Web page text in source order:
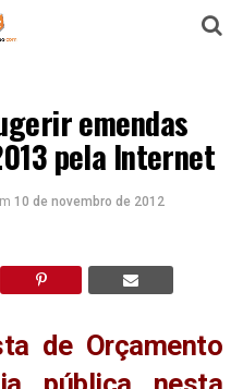
emendas
pela Internet
10 de novembro de 2012
de Orçamento